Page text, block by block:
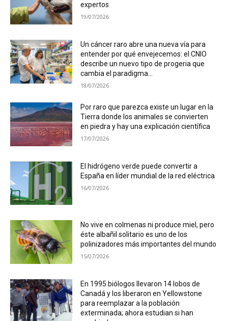
expertos
19/07/2026
Un cáncer raro abre una nueva vía para
entender por qué envejecemos: el CNIO
describe un nuevo tipo de progeria que
cambia el paradigma...
18/07/2026
Por raro que parezca existe un lugar en la
Tierra donde los animales se convierten
en piedra y hay una explicación científica
17/07/2026
El hidrógeno verde puede convertir a
España en líder mundial de la red eléctrica
16/07/2026
No vive en colmenas ni produce miel, pero
éste albañil solitario es uno de los
polinizadores más importantes del mundo
15/07/2026
En 1995 biólogos llevaron 14 lobos de
Canadá y los liberaron en Yellowstone
para reemplazar a la población
exterminada; ahora estudian si han